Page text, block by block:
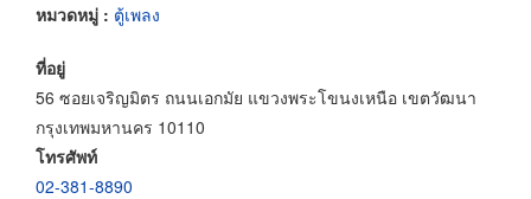
หมวดหมู่ : ตู้เพลง
ที่อยู่
56 ซอยเจริญมิตร ถนนเอกมัย แขวงพระโขนงเหนือ เขตวัฒนา
กรุงเทพมหานคร 10110
โทรศัพท์
02-381-8890